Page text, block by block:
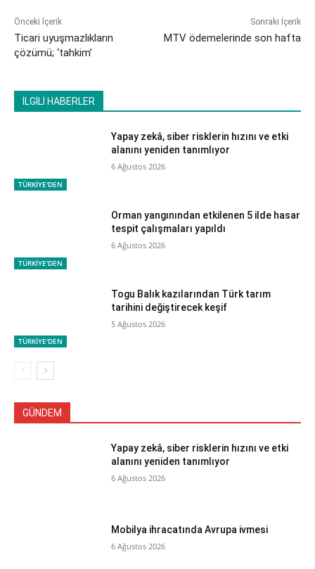
Önceki İçerik
Ticari uyuşmazlıkların
çözümü; ‘tahkim’
Sonraki İçerik
MTV ödemelerinde son hafta
İLGİLİ HABERLER
TÜRKİYE'DEN
Yapay zekâ, siber risklerin hızını ve etki
alanını yeniden tanımlıyor
6 Ağustos 2026
TÜRKİYE'DEN
Orman yangınından etkilenen 5 ilde hasar
tespit çalışmaları yapıldı
6 Ağustos 2026
TÜRKİYE'DEN
Togu Balık kazılarından Türk tarım
tarihini değiştirecek keşif
5 Ağustos 2026
GÜNDEM
Yapay zekâ, siber risklerin hızını ve etki
alanını yeniden tanımlıyor
6 Ağustos 2026
Mobilya ihracatında Avrupa ivmesi
6 Ağustos 2026